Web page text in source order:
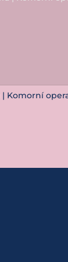
Komorní